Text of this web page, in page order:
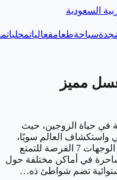
السعودية
جدةسياحةطعامفعالياتمحليات
مميز
في حياة الزوجين، حيث
واستكشاف العالم سويًا،
ومن أجل تجربة لا تُنسى، تتيح لكم هذه الوجهات 7 الفرصة للتمتع
في أماكن مختلفة حول
تضم شواطئ ذه…